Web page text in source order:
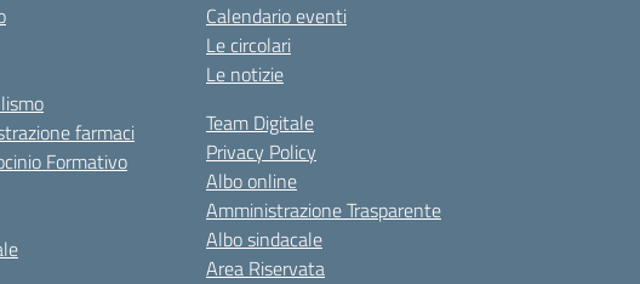
farmaci
Formativo
Calendario eventi
Le circolari
Le notizie
Team Digitale
Privacy Policy
Albo online
Amministrazione Trasparente
Albo sindacale
Area Riservata